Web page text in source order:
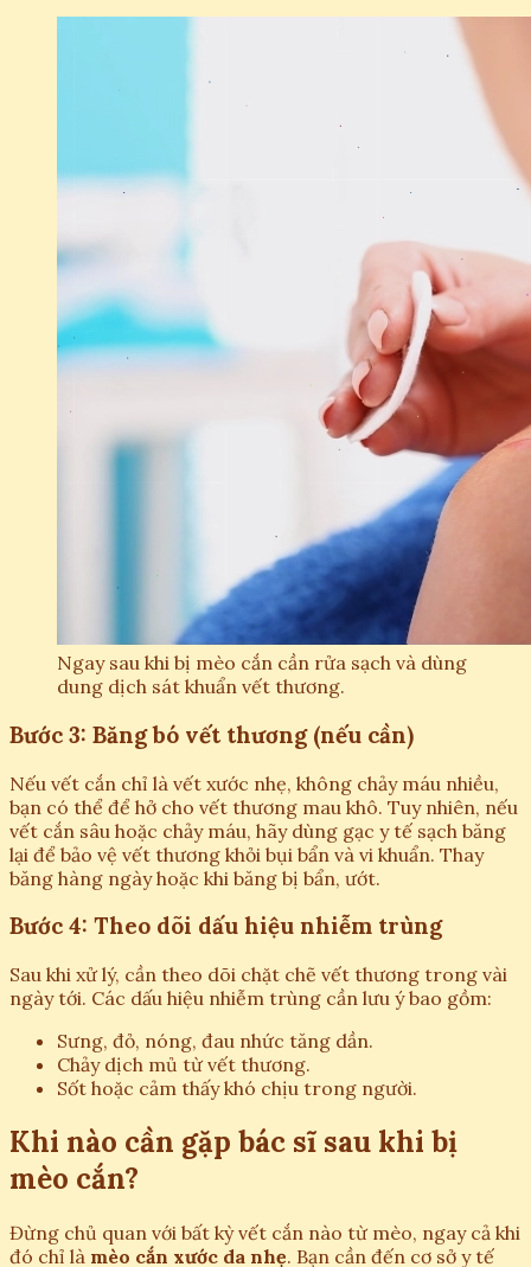
Ngay sau khi bị mèo cắn cần rửa sạch và dùng
dung dịch sát khuẩn vết thương.
Bước 3: Băng bó vết thương (nếu cần)
Nếu vết cắn chỉ là vết xước nhẹ, không chảy máu nhiều,
bạn có thể để hở cho vết thương mau khô. Tuy nhiên, nếu
vết cắn sâu hoặc chảy máu, hãy dùng gạc y tế sạch băng
lại để bảo vệ vết thương khỏi bụi bẩn và vi khuẩn. Thay
băng hàng ngày hoặc khi băng bị bẩn, ướt.
Bước 4: Theo dõi dấu hiệu nhiễm trùng
Sau khi xử lý, cần theo dõi chặt chẽ vết thương trong vài
ngày tới. Các dấu hiệu nhiễm trùng cần lưu ý bao gồm:
Sưng, đỏ, nóng, đau nhức tăng dần.
Chảy dịch mủ từ vết thương.
Sốt hoặc cảm thấy khó chịu trong người.
Khi nào cần gặp bác sĩ sau khi bị
mèo cắn?
Đừng chủ quan với bất kỳ vết cắn nào từ mèo, ngay cả khi
đó chỉ là mèo cắn xước da nhẹ. Bạn cần đến cơ sở y tế